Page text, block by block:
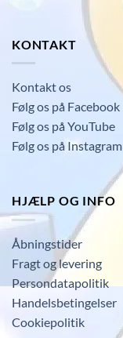
KONTAKT
Kontakt os
Følg os på Facebook
Følg os på YouTube
Følg os på Instagram
HJÆLP OG INFO
Åbningstider
Fragt og levering
Persondatapolitik
Handelsbetingelser
Cookiepolitik